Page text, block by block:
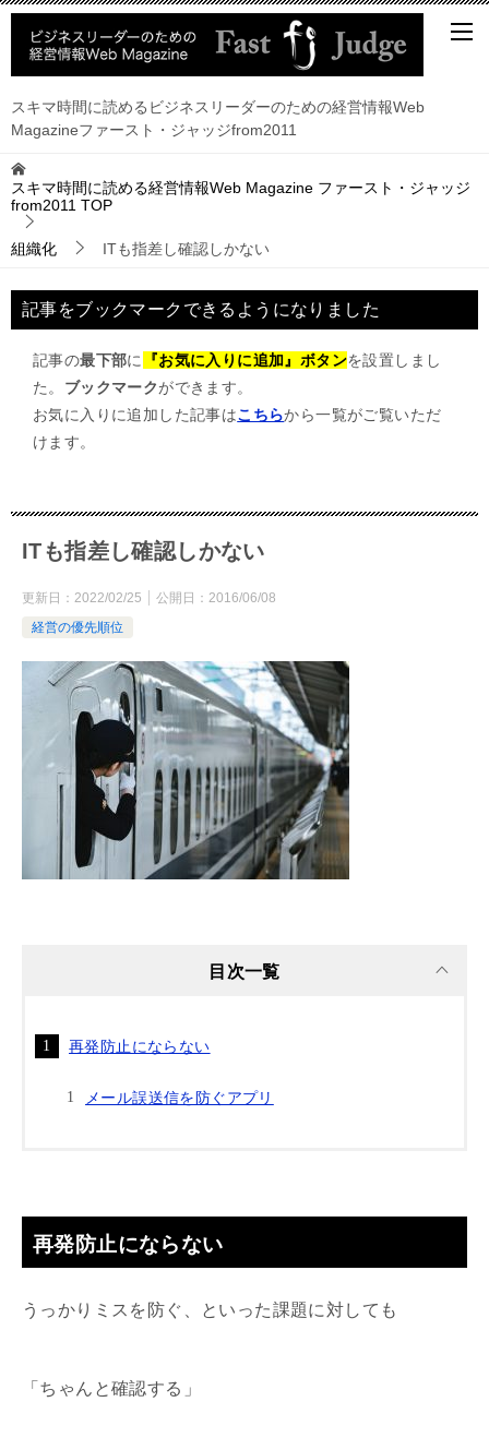
スキマ時間に読めるビジネスリーダーのための経営情報Web
Magazineファースト・ジャッジfrom2011
スキマ時間に読める経営情報Web Magazine ファースト・ジャッジ
from2011 TOP
組織化 ITも指差し確認しかない
記事をブックマークできるようになりました
記事の最下部に 『お気に入りに追加』ボタンを設置しまし
た。 ブックマークができます。
お気に入りに追加した記事はこちらから一覧がご覧いただ
けます。
ITも指差し確認しかない
更新日： 2022/02/25 公開日： 2016/06/08
経営の優先順位
目次一覧
再発防止にならない
メール誤送信を防ぐアプリ
再発防止にならない
うっかりミスを防ぐ、といった課題に対しても
「ちゃんと確認する」